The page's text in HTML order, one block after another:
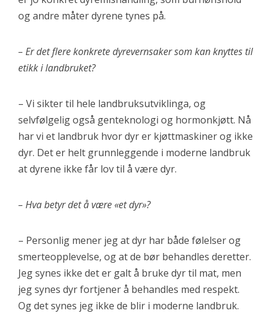
og andre måter dyrene tynes på.
– Er det flere konkrete dyrevernsaker som kan knyttes til
etikk i landbruket?
– Vi sikter til hele landbruksutviklinga, og
selvfølgelig også genteknologi og hormonkjøtt. Nå
har vi et landbruk hvor dyr er kjøttmaskiner og ikke
dyr. Det er helt grunnleggende i moderne landbruk
at dyrene ikke får lov til å være dyr.
– Hva betyr det å være «et dyr»?
– Personlig mener jeg at dyr har både følelser og
smerteopplevelse, og at de bør behandles deretter.
Jeg synes ikke det er galt å bruke dyr til mat, men
jeg synes dyr fortjener å behandles med respekt.
Og det synes jeg ikke de blir i moderne landbruk.